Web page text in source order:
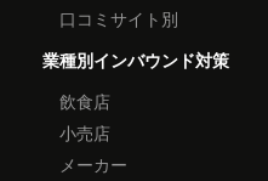
口コミサイト別
業種別インバウンド対策
飲食店
小売店
メーカー